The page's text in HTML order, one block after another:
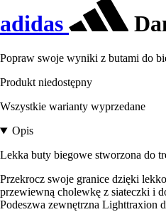
adidas
Popraw swoje wyniki z butami do
Produkt niedostępny
Wszystkie warianty wyprzedane
Opis
Lekka buty biegowe stworzona do
Przekrocz swoje granice dzięki
przewiewną cholewkę z siateczki i
Podeszwa zewnętrzna Lighttraxion